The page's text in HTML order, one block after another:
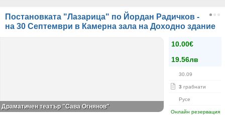
Постановката "Лазарица" по Йордан Радичков -
на 30 Септември в Камерна зала на Доходно здание
10.00€
19.56лв
30.09
3 грабнати
Русе
Онлайн резервация
Драматичен театър "Сава Огнянов"